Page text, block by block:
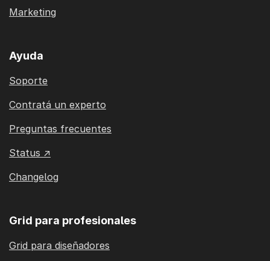
Marketing
Ayuda
Soporte
Contratá un experto
Preguntas frecuentes
Status ↗
Changelog
Grid para profesionales
Grid para diseñadores